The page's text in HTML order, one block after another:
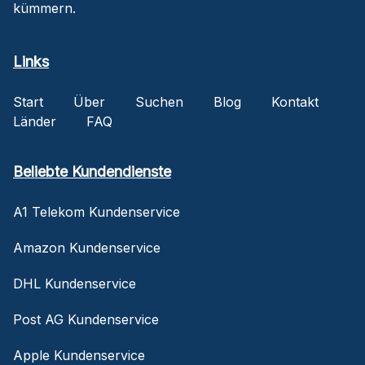
kümmern.
Links
Start Über Suchen Blog
Kontakt
Länder
FAQ
Beliebte Kundendienste
A1 Telekom Kundenservice
Amazon Kundenservice
DHL Kundenservice
Post AG Kundenservice
Apple Kundenservice